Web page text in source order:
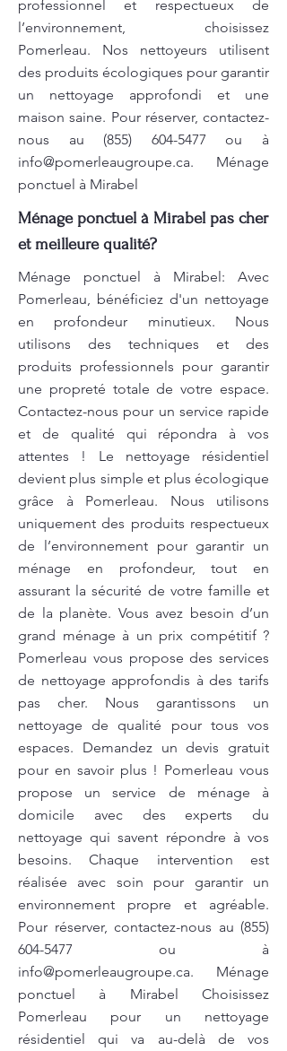
professionnel et respectueux de
l’environnement, choisissez
Pomerleau. Nos nettoyeurs utilisent
des produits écologiques pour garantir
un nettoyage approfondi et une
maison saine. Pour réserver, contactez-
nous au (855) 604-5477 ou à
info@pomerleaugroupe.ca. Ménage
ponctuel à Mirabel
Ménage ponctuel à Mirabel pas cher
et meilleure qualité?
Ménage ponctuel à Mirabel: Avec
Pomerleau, bénéficiez d'un nettoyage
en profondeur minutieux. Nous
utilisons des techniques et des
produits professionnels pour garantir
une propreté totale de votre espace.
Contactez-nous pour un service rapide
et de qualité qui répondra à vos
attentes ! Le nettoyage résidentiel
devient plus simple et plus écologique
grâce à Pomerleau. Nous utilisons
uniquement des produits respectueux
de l’environnement pour garantir un
ménage en profondeur, tout en
assurant la sécurité de votre famille et
de la planète. Vous avez besoin d’un
grand ménage à un prix compétitif ?
Pomerleau vous propose des services
de nettoyage approfondis à des tarifs
pas cher. Nous garantissons un
nettoyage de qualité pour tous vos
espaces. Demandez un devis gratuit
pour en savoir plus ! Pomerleau vous
propose un service de ménage à
domicile avec des experts du
nettoyage qui savent répondre à vos
besoins. Chaque intervention est
réalisée avec soin pour garantir un
environnement propre et agréable.
Pour réserver, contactez-nous au (855)
604-5477 ou à
info@pomerleaugroupe.ca. Ménage
ponctuel à Mirabel Choisissez
Pomerleau pour un nettoyage
résidentiel qui va au-delà de vos